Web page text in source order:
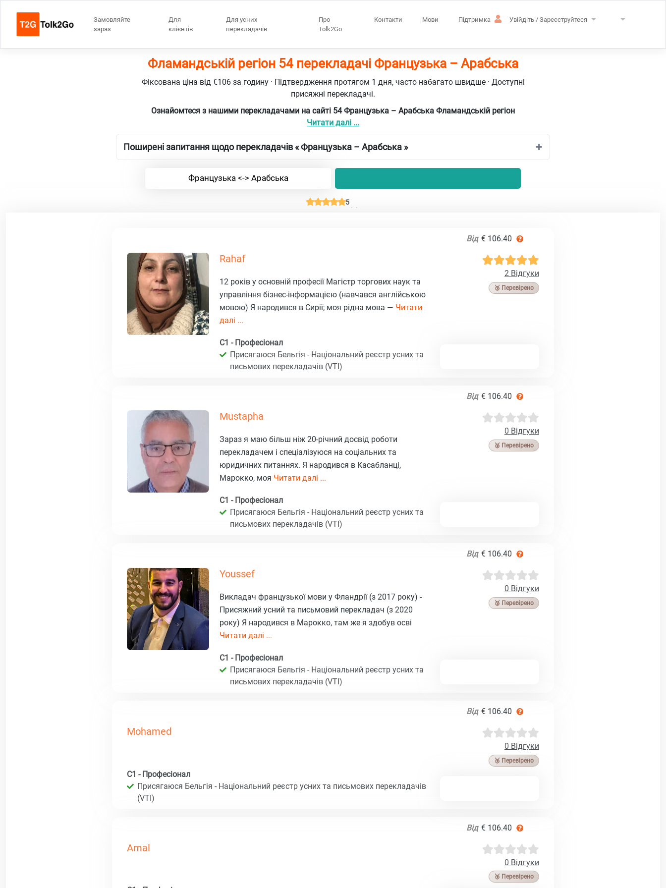
Замовляйте
зараз
Для
клієнтів
Для усних
перекладачів
Про
Tolk2Go
Контакти Мови Підтримка Увійдіть / Зареєструйтеся
Фламандській регіон 54 перекладачі Французька – Арабська
Фіксована ціна від €106 за годину · Підтвердження протягом 1 дня, часто набагато швидше · Доступні
присяжні перекладачі.
Ознайомтеся з нашими перекладачами на сайті 54 Французька – Арабська Фламандській регіон
Читати далі ...
Поширені запитання щодо перекладачів « Французька – Арабська »
Французька <-> Арабська
5
Від € 106.40
Rahaf
2 Відгуки
🥉 Перевірено
12 років у основній професії Магістр торгових наук та
управління бізнес-інформацією (навчався англійською
мовою) Я народився в Сирії; моя рідна мова — Читати
далі ...
C1 - Професіонал
Присягаюся Бельгія - Національний реєстр усних та
письмових перекладачів (VTI)
Від € 106.40
Mustapha
0 Відгуки
🥉 Перевірено
Зараз я маю більш ніж 20-річний досвід роботи
перекладачем і спеціалізуюся на соціальних та
юридичних питаннях. Я народився в Касабланці,
Марокко, моя Читати далі ...
C1 - Професіонал
Присягаюся Бельгія - Національний реєстр усних та
письмових перекладачів (VTI)
Від € 106.40
Youssef
0 Відгуки
🥉 Перевірено
Викладач французької мови у Фландрії (з 2017 року) -
Присяжний усний та письмовий перекладач (з 2020
року) Я народився в Марокко, там же я здобув осві
Читати далі ...
C1 - Професіонал
Присягаюся Бельгія - Національний реєстр усних та
письмових перекладачів (VTI)
Від € 106.40
Mohamed
0 Відгуки
🥉 Перевірено
C1 - Професіонал
Присягаюся Бельгія - Національний реєстр усних та письмових перекладачів
(VTI)
Від € 106.40
Amal
0 Відгуки
🥉 Перевірено